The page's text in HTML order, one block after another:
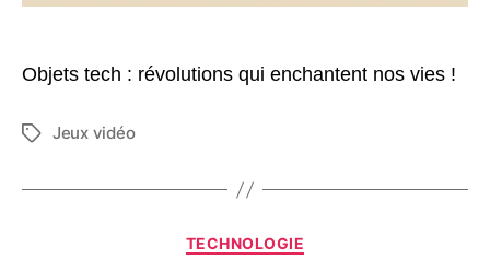
Objets tech : révolutions qui enchantent nos vies !
Étiquettes
Jeux vidéo
Catégories
TECHNOLOGIE